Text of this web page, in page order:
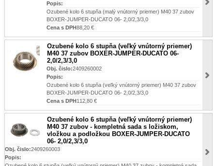
Popis:
Ozubené kolo 6 stupňa (malý vnútorný priemer) M40 37 zubov
BOXER-JUMPER-DUCATO 06- 2,0/2,3/3,0
Cena s DPH88,20 €
Ozubené kolo 6 stupňa (veľký vnútorný priemer)
M40 37 zubov BOXER-JUMPER-DUCATO 06-
2,0/2,3/3,0
Obj. čislo:2409260002
Popis:
Ozubené kolo 6 stupňa (veľký vnútorný priemer) M40 37 zubov
BOXER-JUMPER-DUCATO 06- 2,0/2,3/3,0
Cena s DPH112,80 €
Ozubené kolo 6 stupňa (veľký vnútorný priemer)
M40 37 zubov - kompletná sada s ložiskom,
vložkou a podložkou BOXER-JUMPER-DUCATO
06- 2,0/2,3/3,0
Obj. čislo:2409260003
Popis: